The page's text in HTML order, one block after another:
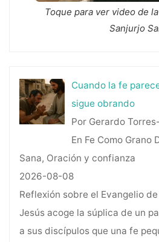
Toque para ver video de
Sanjurjo
Cuando la fe
sigue obrando
Por Gerardo
En Fe Como Grano
Sana, Oración y confianza
2026-08-08
Reflexión sobre el Evangelio
Jesús acoge la súplica de un
a sus discípulos que una fe